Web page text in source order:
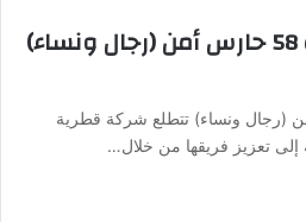
شركة قطرية توظف 58 حارس أمن (رجال ونساء)
ونساء) تتطلع شركة قطرية
إلى تعزيز فريقها من خلال…